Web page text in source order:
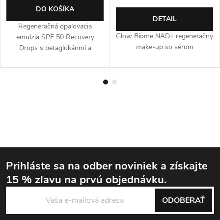
DO KOŠÍKA
Regeneračná opaľovacia
emulzia SPF 50 Recovery
Drops s betaglukánmi a
DETAIL
Glow Biome NAD+ regeneračný
make-up so sérom
Zápätie
Prihláste sa na odber noviniek a získajte
15 % zľavu na prvú objednávku.
ODOBERAŤ